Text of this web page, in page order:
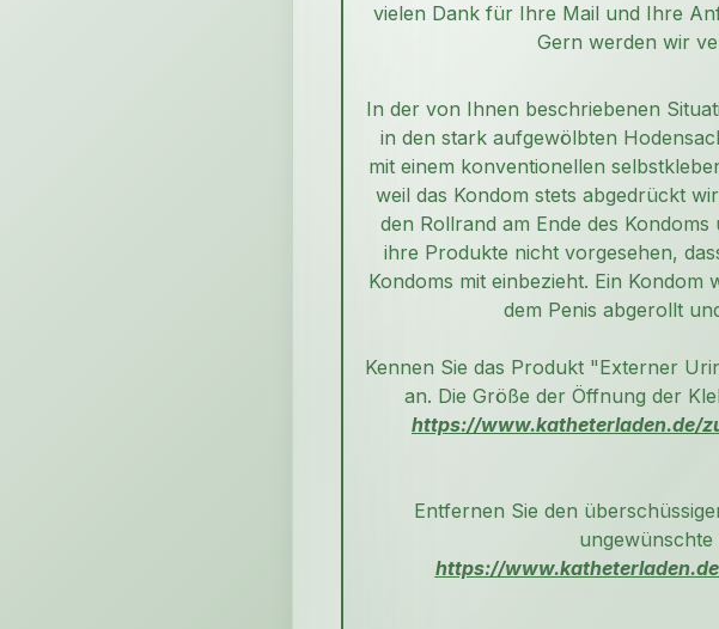
vielen Dank für Ihre Mail und Ihre
Gern werden wir
In der von Ihnen beschriebenen
in den stark aufgewölbten
mit einem konventionellen
weil das Kondom stets abgedrückt
den Rollrand am Ende des
ihre Produkte nicht vorgesehen,
Kondoms mit einbezieht. Ein
dem Penis abgerollt
Kennen Sie das Produkt "Externer
an. Die Größe der Öffnung der
https://www.katheterladen.de/
Entfernen Sie den
https://